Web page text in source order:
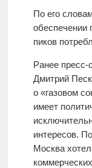
По его
обеспечении
пиков
Ранее пресс-
Дмитрий
о «газовом
имеет
интересов.
Москва